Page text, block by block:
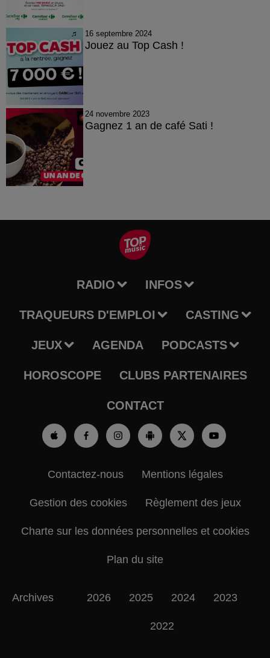
16 septembre 2024
Jouez au Top Cash !
24 novembre 2023
Gagnez 1 an de café Sati !
RADIO INFOS
TRAQUEURS D'EMPLOI CASTING
JEUX AGENDA PODCASTS
HOROSCOPE CLUBS PARTENAIRES
CONTACT
Contactez-nous Mentions légales
Gestion des cookies Règlement des jeux
Charte sur les données personnelles et cookies
Plan du site
Archives 2026 2025 2024 2023
2022